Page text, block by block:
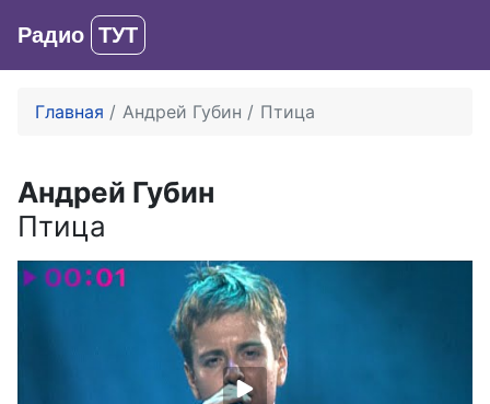
Радио ТУТ
Главная Андрей Губин Птица
Андрей Губин
Птица